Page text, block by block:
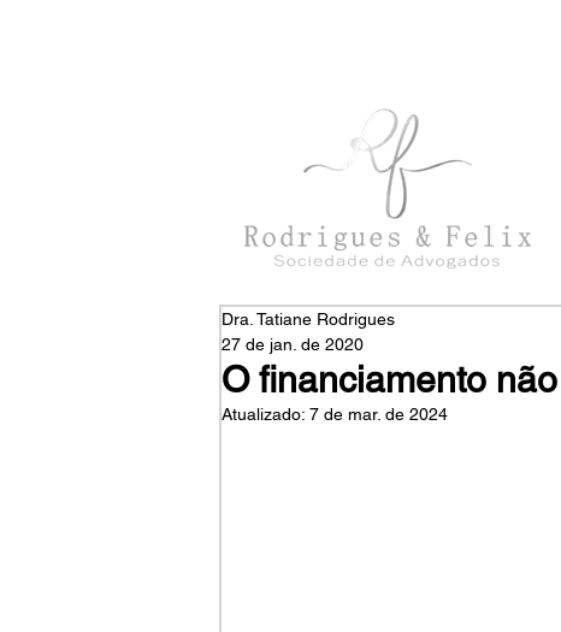
O financiamento
Dra. Tatiane Rodrigues
27 de jan. de 2020
Atualizado: 7 de mar. de 2024